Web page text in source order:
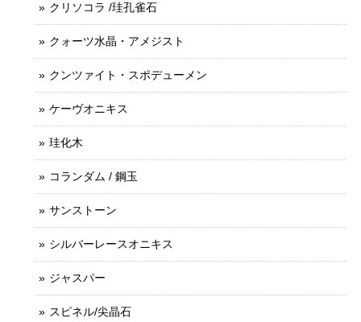
クリソコラ /珪孔雀石
クォーツ水晶・アメジスト
クンツァイト・スポデューメン
ケーヴオニキス
珪化木
コランダム / 鋼玉
サンストーン
シルバーレースオニキス
ジャスパー
スピネル/尖晶石